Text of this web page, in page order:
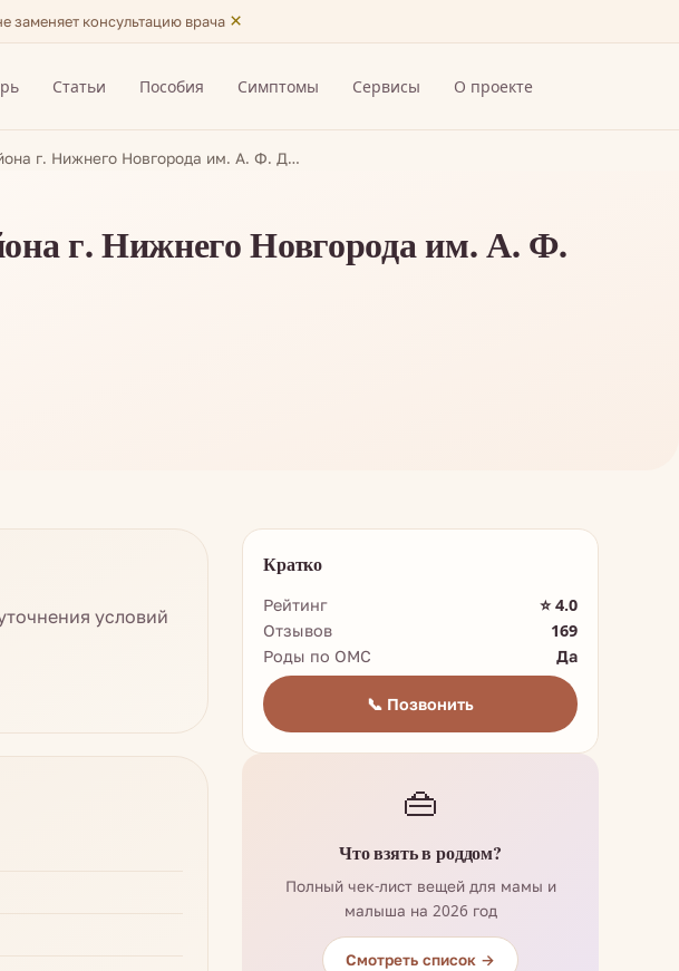
заменяет консультацию врача ×
Статьи Пособия Симптомы Сервисы О проекте
г. Нижнего Новгорода им. А. Ф. Д…
г. Нижнего Новгорода им. А. Ф.
условий
Кратко
Рейтинг
⭐ 4.0
Отзывов
169
Роды по ОМС
Да
📞 Позвонить
👜
Что взять в роддом?
Полный чек-лист вещей для мамы и
малыша на 2026 год
Смотреть список →